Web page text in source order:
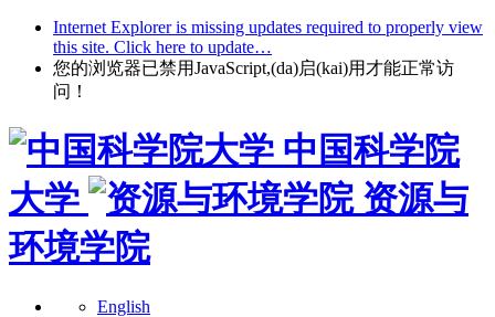
Internet Explorer is missing updates required to properly view
this site. Click here to update…
您的浏览器已禁用JavaScript,(da)启(kai)用才能正常访
问！
中国科学院
大学
资源与
环境学院
English